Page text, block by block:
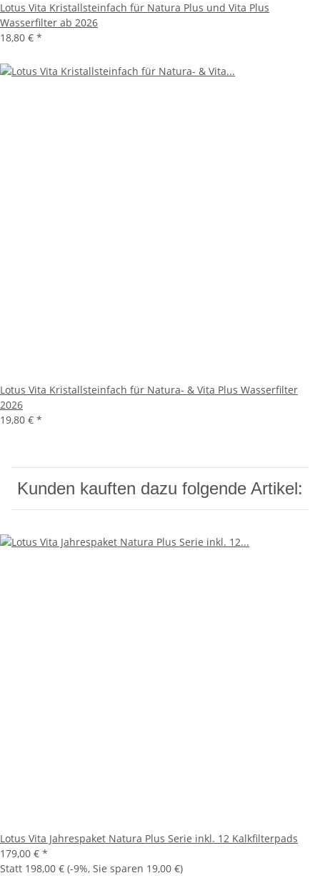
Lotus Vita Kristallsteinfach für Natura Plus und Vita Plus
Wasserfilter ab 2026
18,80 € *
Lotus Vita Kristallsteinfach für Natura- & Vita Plus Wasserfilter
2026
19,80 € *
Kunden kauften dazu folgende Artikel:
Lotus Vita Jahrespaket Natura Plus Serie inkl. 12 Kalkfilterpads
179,00 € *
Statt 198,00 € (-9%, Sie sparen 19,00 €)